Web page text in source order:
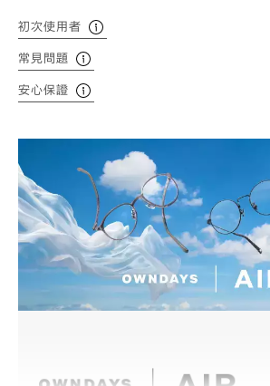
初次使用者
常見問題
安心保證